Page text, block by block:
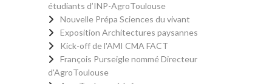
étudiants d’INP-AgroToulouse
Nouvelle Prépa Sciences du vivant
Exposition Architectures paysannes
Kick-off de l'AMI CMA FACT
François Purseigle nommé Directeur
d'AgroToulouse